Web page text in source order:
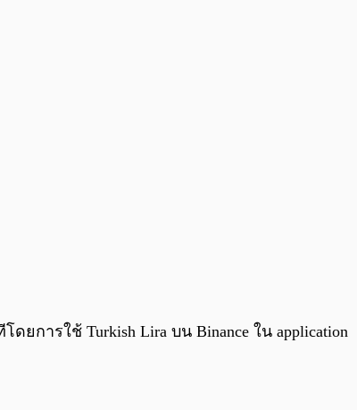
การใช้ Turkish Lira บน Binance ใน application